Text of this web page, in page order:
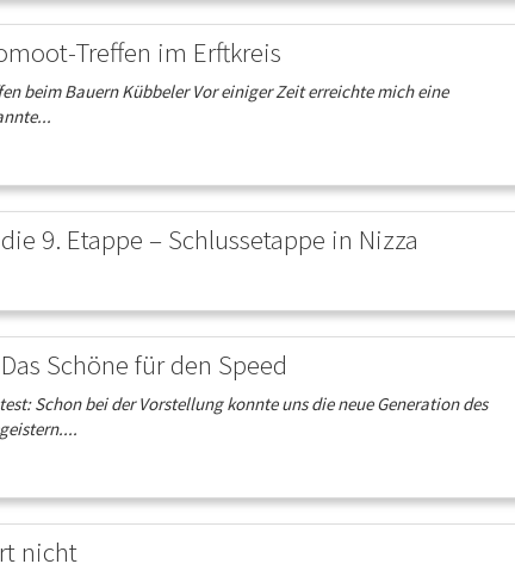
Treffen im Erftkreis
beim Bauern Kübbeler Vor einiger Zeit erreichte mich eine
9. Etappe – Schlussetappe in Nizza
Schöne für den Speed
Schon bei der Vorstellung konnte uns die neue Generation des
nicht